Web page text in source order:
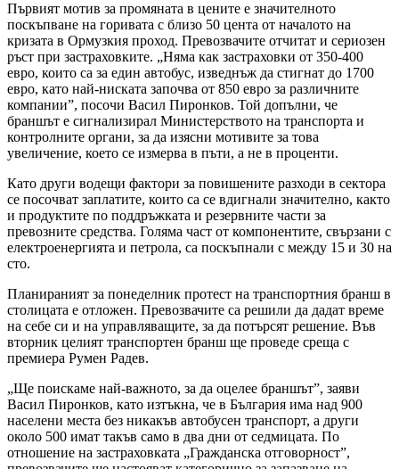
Първият мотив за промяната в цените е значителното
поскъпване на горивата с близо 50 цента от началото на
кризата в Ормузкия проход. Превозвачите отчитат и сериозен
ръст при застраховките. „Няма как застраховки от 350-400
евро, които са за един автобус, изведнъж да стигнат до 1700
евро, като най-ниската започва от 850 евро за различните
компании”, посочи Васил Пиронков. Той допълни, че
браншът е сигнализирал Министерството на транспорта и
контролните органи, за да изясни мотивите за това
увеличение, което се измерва в пъти, а не в проценти.
Като други водещи фактори за повишените разходи в сектора
се посочват заплатите, които са се вдигнали значително, както
и продуктите по поддръжката и резервните части за
превозните средства. Голяма част от компонентите, свързани с
електроенергията и петрола, са поскъпнали с между 15 и 30 на
сто.
Планираният за понеделник протест на транспортния бранш в
столицата е отложен. Превозвачите са решили да дадат време
на себе си и на управляващите, за да потърсят решение. Във
вторник целият транспортен бранш ще проведе среща с
премиера Румен Радев.
„Ще поискаме най-важното, за да оцелее браншът”, заяви
Васил Пиронков, като изтъкна, че в България има над 900
населени места без никакъв автобусен транспорт, а други
около 500 имат такъв само в два дни от седмицата. По
отношение на застраховката „Гражданска отговорност”,